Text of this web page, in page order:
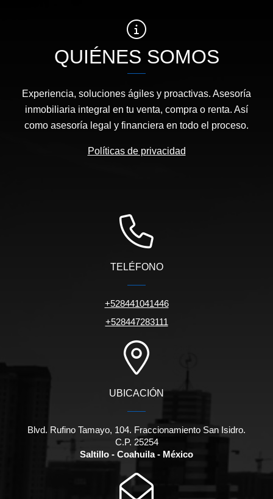
QUIÉNES SOMOS
Experiencia, soluciones ágiles y proactivas. Asesoría
inmobiliaria integral en tu venta, compra o renta. Así
como asesoría legal y financiera en todo el proceso.
Políticas de privacidad
TELÉFONO
+528441041446
+528447283111
UBICACIÓN
Blvd. Rufino Tamayo, 104. Fraccionamiento San Isidro.
C.P. 25254
Saltillo - Coahuila - México